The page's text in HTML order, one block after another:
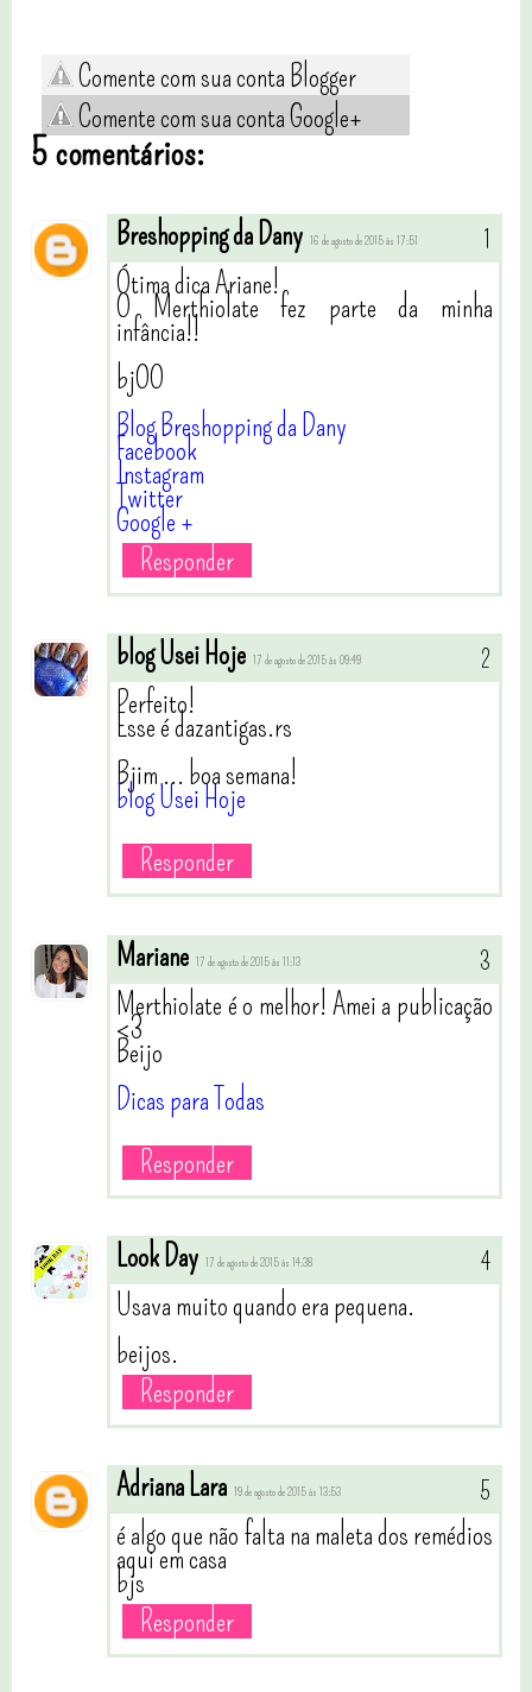
Comente com sua conta Blogger
Comente com sua conta Google+
5 comentários:
Breshopping da Dany 16 de agosto de 2015 às 17:51
Ótima dica Ariane!
O Merthiolate fez parte da minha
infância!!
bjOO
Blog Breshopping da Dany
Facebook
Instagram
Twitter
Google +
Responder
blog Usei Hoje 17 de agosto de 2015 às 09:49
Perfeito!
Esse é dazantigas.rs
Bjim ... boa semana!
blog Usei Hoje
Responder
Mariane 17 de agosto de 2015 às 11:13
Merthiolate é o melhor! Amei a publicação
<3
Beijo
Dicas para Todas
Responder
Look Day 17 de agosto de 2015 às 14:38
Usava muito quando era pequena.
beijos.
Responder
Adriana Lara 19 de agosto de 2015 às 13:53
é algo que não falta na maleta dos remédios
aqui em casa
bjs
Responder